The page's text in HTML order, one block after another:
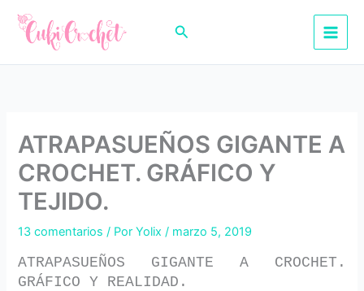
contenido
Buscar
ATRAPASUEÑOS GIGANTE A
CROCHET. GRÁFICO Y
TEJIDO.
13 comentarios / PorYolix/ marzo 5, 2019
ATRAPASUEÑOS GIGANTE A CROCHET.
GRÁFICO Y REALIDAD.